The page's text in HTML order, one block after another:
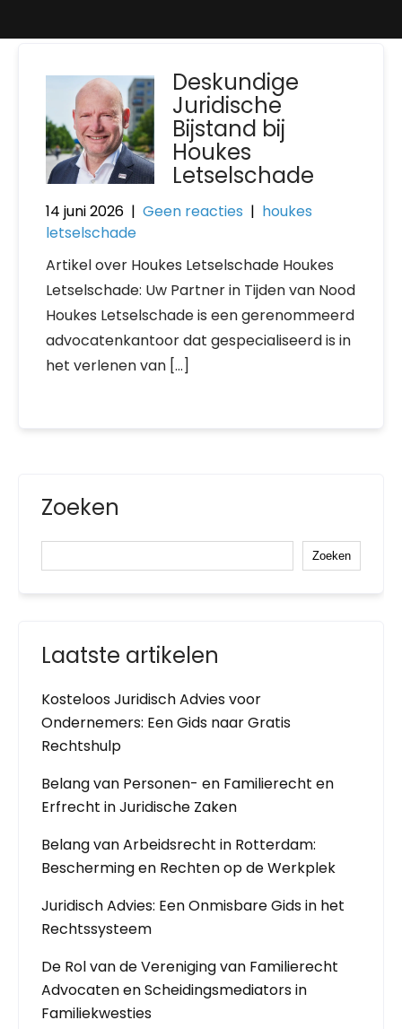
Deskundige
Juridische
Bijstand bij
Houkes
Letselschade
14 juni 2026 | Geen reacties | houkes
letselschade
Artikel over Houkes Letselschade Houkes
Letselschade: Uw Partner in Tijden van Nood
Houkes Letselschade is een gerenommeerd
advocatenkantoor dat gespecialiseerd is in
het verlenen van […]
Zoeken
Zoeken
Laatste artikelen
Kosteloos Juridisch Advies voor
Ondernemers: Een Gids naar Gratis
Rechtshulp
Belang van Personen- en Familierecht en
Erfrecht in Juridische Zaken
Belang van Arbeidsrecht in Rotterdam:
Bescherming en Rechten op de Werkplek
Juridisch Advies: Een Onmisbare Gids in het
Rechtssysteem
De Rol van de Vereniging van Familierecht
Advocaten en Scheidingsmediators in
Familiekwesties